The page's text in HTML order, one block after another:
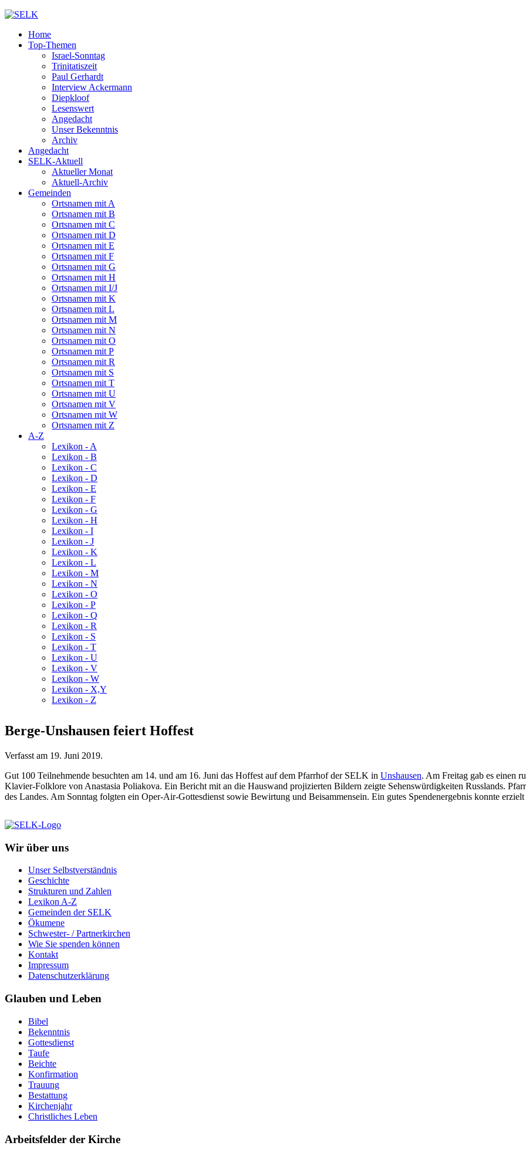
Home
Top-Themen
Israel-Sonntag
Trinitatiszeit
Paul Gerhardt
Interview Ackermann
Diepkloof
Lesenswert
Angedacht
Unser Bekenntnis
Archiv
Angedacht
SELK-Aktuell
Aktueller Monat
Aktuell-Archiv
Gemeinden
Ortsnamen mit A
Ortsnamen mit B
Ortsnamen mit C
Ortsnamen mit D
Ortsnamen mit E
Ortsnamen mit F
Ortsnamen mit G
Ortsnamen mit H
Ortsnamen mit I/J
Ortsnamen mit K
Ortsnamen mit L
Ortsnamen mit M
Ortsnamen mit N
Ortsnamen mit O
Ortsnamen mit P
Ortsnamen mit R
Ortsnamen mit S
Ortsnamen mit T
Ortsnamen mit U
Ortsnamen mit V
Ortsnamen mit W
Ortsnamen mit Z
A-Z
Lexikon - A
Lexikon - B
Lexikon - C
Lexikon - D
Lexikon - E
Lexikon - F
Lexikon - G
Lexikon - H
Lexikon - I
Lexikon - J
Lexikon - K
Lexikon - L
Lexikon - M
Lexikon - N
Lexikon - O
Lexikon - P
Lexikon - Q
Lexikon - R
Lexikon - S
Lexikon - T
Lexikon - U
Lexikon - V
Lexikon - W
Lexikon - X,Y
Lexikon - Z
Berge-Unshausen feiert Hoffest
Verfasst am 19. Juni 2019.
Gut 100 Teilnehmende besuchten am 14. und am 16. Juni das Hoffest auf dem Pfarrhof der SELK in Unshausen. Am Freitag gab es einen
Klavier-Folklore von Anastasia Poliakova. Ein Bericht mit an die Hauswand projizierten Bildern zeigte Sehenswürdigkeiten Russlands.
des Landes. Am Sonntag folgten ein Oper-Air-Gottesdienst sowie Bewirtung und Beisammensein. Ein gutes Spendenergebnis konnte
Wir über uns
Unser Selbstverständnis
Geschichte
Strukturen und Zahlen
Lexikon A-Z
Gemeinden der SELK
Ökumene
Schwester- / Partnerkirchen
Wie Sie spenden können
Kontakt
Impressum
Datenschutzerklärung
Glauben und Leben
Bibel
Bekenntnis
Gottesdienst
Taufe
Beichte
Konfirmation
Trauung
Bestattung
Kirchenjahr
Christliches Leben
Arbeitsfelder der Kirche